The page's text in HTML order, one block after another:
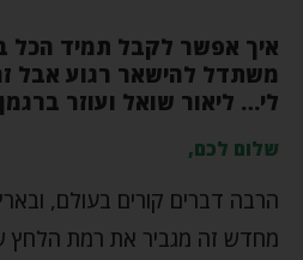
איך אפשר לקבל תמיד הכל
משתדל להישאר רגוע אבל
לי… ליאור שואל ועוזר
שלום לכם,
הרבה דברים קורים בעולם,
מחדש זה מגביר את רמת הלחץ